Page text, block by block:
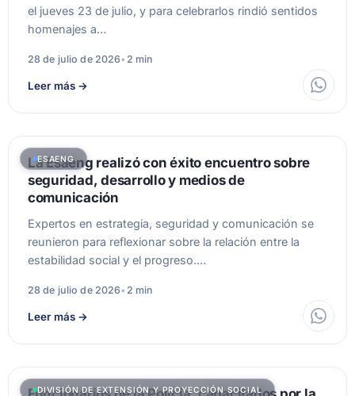
el jueves 23 de julio, y para celebrarlos rindió sentidos
homenajes a…
28 de julio de 2026• 2 min
Leer más →
ESAENG
La Esaeng realizó con éxito encuentro sobre
seguridad, desarrollo y medios de
comunicación
Expertos en estrategia, seguridad y comunicación se
reunieron para reflexionar sobre la relación entre la
estabilidad social y el progreso.…
28 de julio de 2026• 2 min
Leer más →
DIVISIÓN DE EXTENSIÓN Y PROYECCIÓN SOCIAL